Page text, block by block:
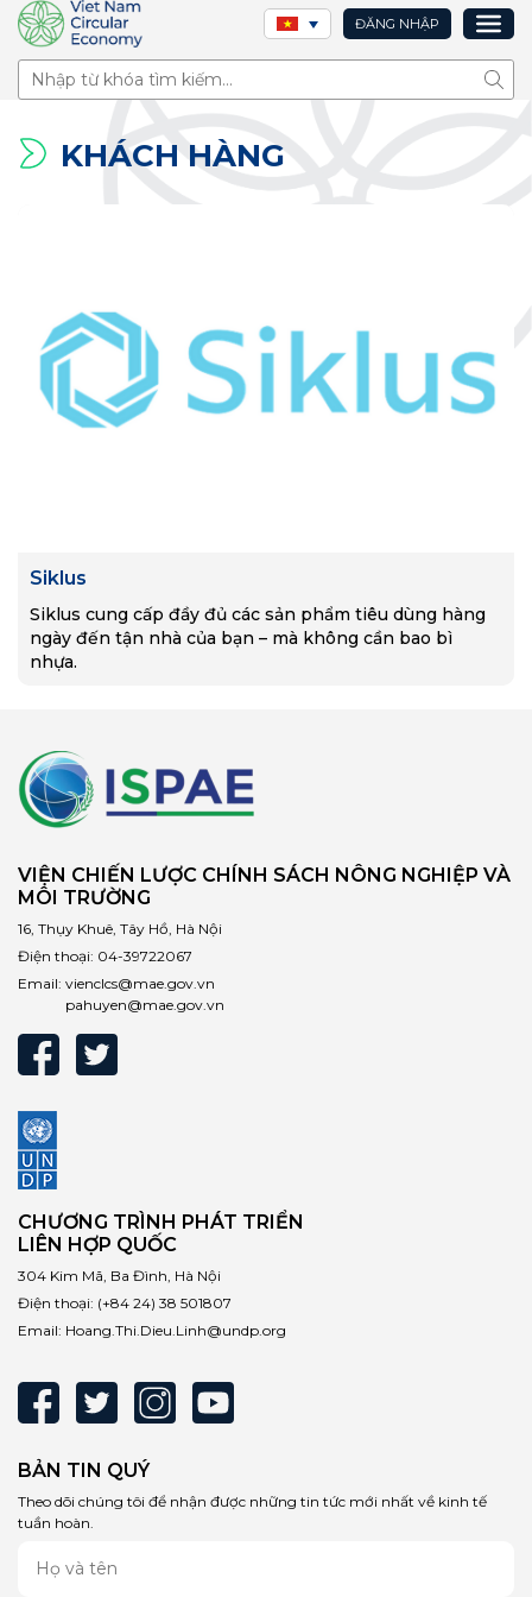
ĐĂNG NHẬP
Tìm
KHÁCH HÀNG
Siklus
Siklus cung cấp đầy đủ các sản phẩm tiêu dùng hàng
ngày đến tận nhà của bạn – mà không cần bao bì
nhựa.
VIỆN CHIẾN LƯỢC CHÍNH SÁCH NÔNG NGHIỆP VÀ
MÔI TRƯỜNG
16, Thụy Khuê, Tây Hồ, Hà Nội
Điện thoại: 04-39722067
Email: vienclcs@mae.gov.vn
pahuyen@mae.gov.vn
CHƯƠNG TRÌNH PHÁT TRIỂN
LIÊN HỢP QUỐC
304 Kim Mã, Ba Đình, Hà Nội
Điện thoại: (+84 24) 38 501807
Email: Hoang.Thi.Dieu.Linh@undp.org
BẢN TIN QUÝ
Theo dõi chúng tôi để nhận được những tin tức mới nhất về kinh tế
tuần hoàn.